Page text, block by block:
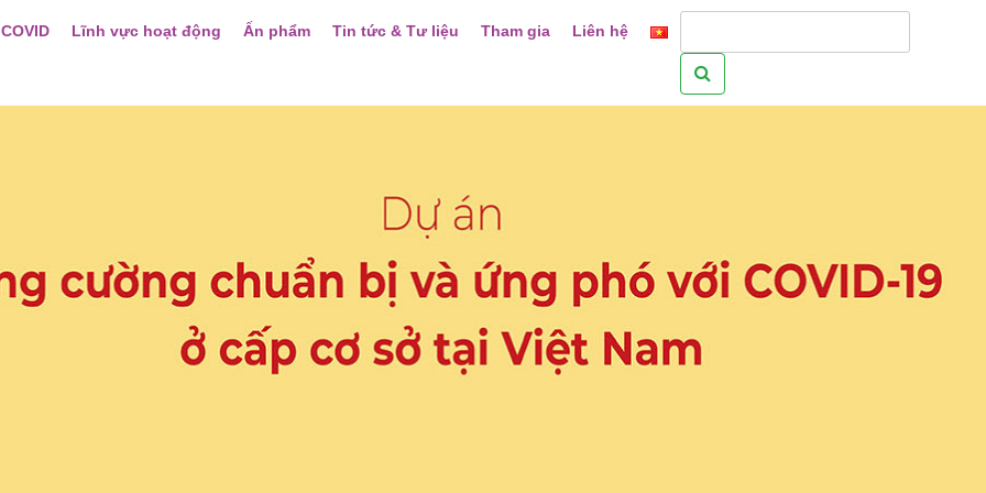
Lĩnh vực hoạt động Ấn phẩm Tin tức & Tư liệu Tham gia Liên hệ